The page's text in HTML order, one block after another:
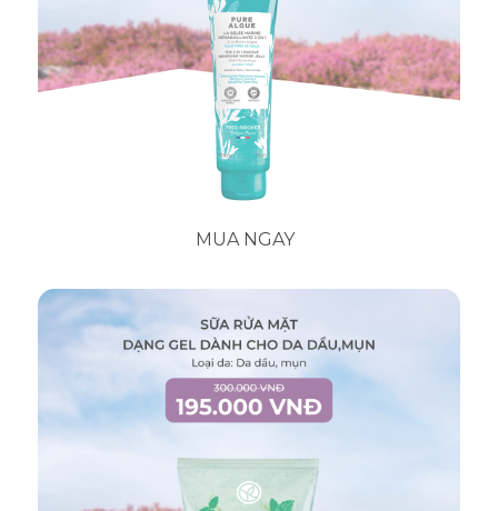
MUA NGAY
Phân tích
Một bộ cookie để thu thập thông tin
và báo cáo về số liệu thống kê sử
dụng trang web mà không nhận dạng
cá nhân từng khách truy cập vào